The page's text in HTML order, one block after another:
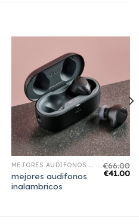
MEJORES AUDIFONOS INALAMBRICOS
mejores audifonos
inalambricos
€66.00
€41.00